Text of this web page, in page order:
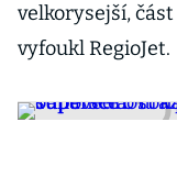
velkorysejší,
vyfoukl RegioJet.